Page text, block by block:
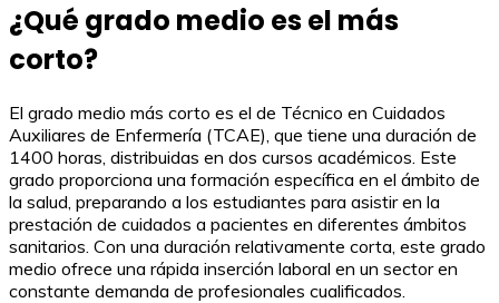
¿Qué grado medio es el más
corto?
El grado medio más corto es el de Técnico en Cuidados
Auxiliares de Enfermería (TCAE), que tiene una duración de
1400 horas, distribuidas en dos cursos académicos. Este
grado proporciona una formación específica en el ámbito de
la salud, preparando a los estudiantes para asistir en la
prestación de cuidados a pacientes en diferentes ámbitos
sanitarios. Con una duración relativamente corta, este grado
medio ofrece una rápida inserción laboral en un sector en
constante demanda de profesionales cualificados.